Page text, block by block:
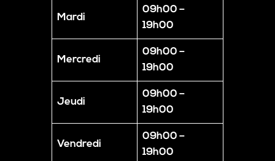
Mardi
09h00 –
19h00
Mercredi
09h00 –
19h00
Jeudi
09h00 –
19h00
Vendredi
09h00 –
19h00